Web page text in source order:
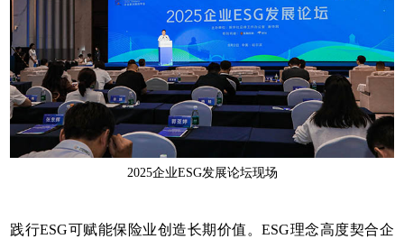
2025企业ESG发展论坛现场
践行ESG可赋能保险业创造长期价值。ESG理念高度契合企